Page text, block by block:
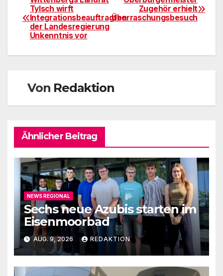
BeitragsnavigationZugehör erhielt
Überraschungsbesuch
Tylsch wirft
Integrationsbeauftragten
der Landesregierung
Unkenntnis vor
Von Redaktion
Ähnlicher Beitrag
NEWS REGIONAL
Sechs neue Azubis starten im
Eisenmoorbad
AUG. 9, 2026 REDAKTION